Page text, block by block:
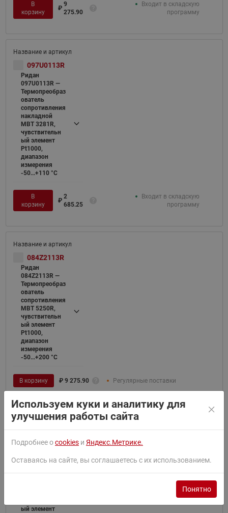
В
корзину
₽
9
275.90
Входит в складскую
программу
097U0113R
Ридан
097U0113R —
Термопреобраз
ователь
сопротивления
накладной
MBT 3281R,
чувствительн
ый элемент
Pt1000,
диапазон
измерения
-50...+110 °С
В
корзину
₽
2
685.25
Входит в складскую
программу
084Z2113R
Ридан
084Z2113R —
Термопреобраз
ователь
сопротивления
MBT 5250R,
чувствительн
ый элемент
Pt1000,
диапазон
измерения
-50...+200 °С
В корзину ₽ 9 275.90 Регулярные поставки
Ридан
Термопреобраз
ый элемент
Используем куки и аналитику для
улучшения работы сайта
Подробнее оcookies и Яндекс.Метрике.
Оставаясь на сайте, вы соглашаетесь с их использованием.
Понятно